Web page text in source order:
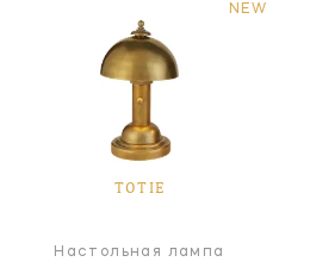
NEW
TOTIE
Настольная лампа